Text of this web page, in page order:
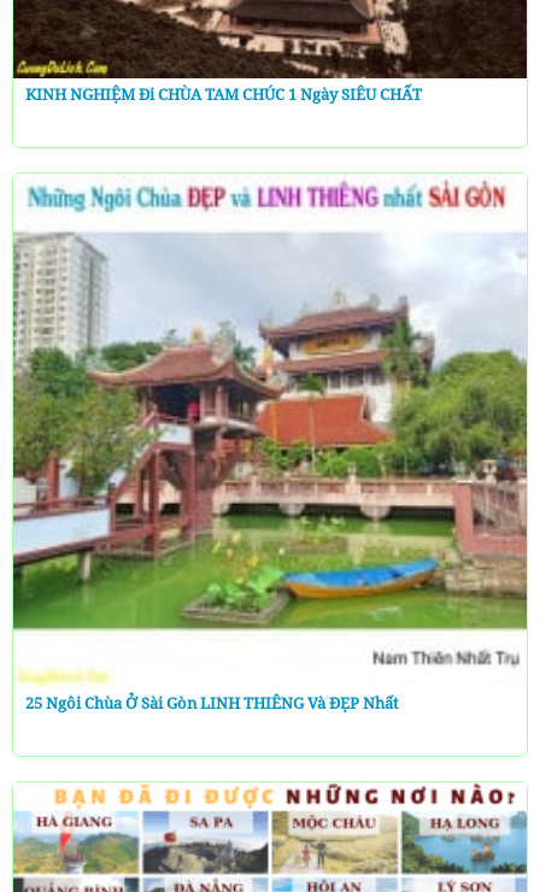
KINH NGHIỆM Đi CHÙA TAM CHÚC 1 Ngày SIÊU CHẤT
25 Ngôi Chùa Ở Sài Gòn LINH THIÊNG Và ĐẸP Nhất